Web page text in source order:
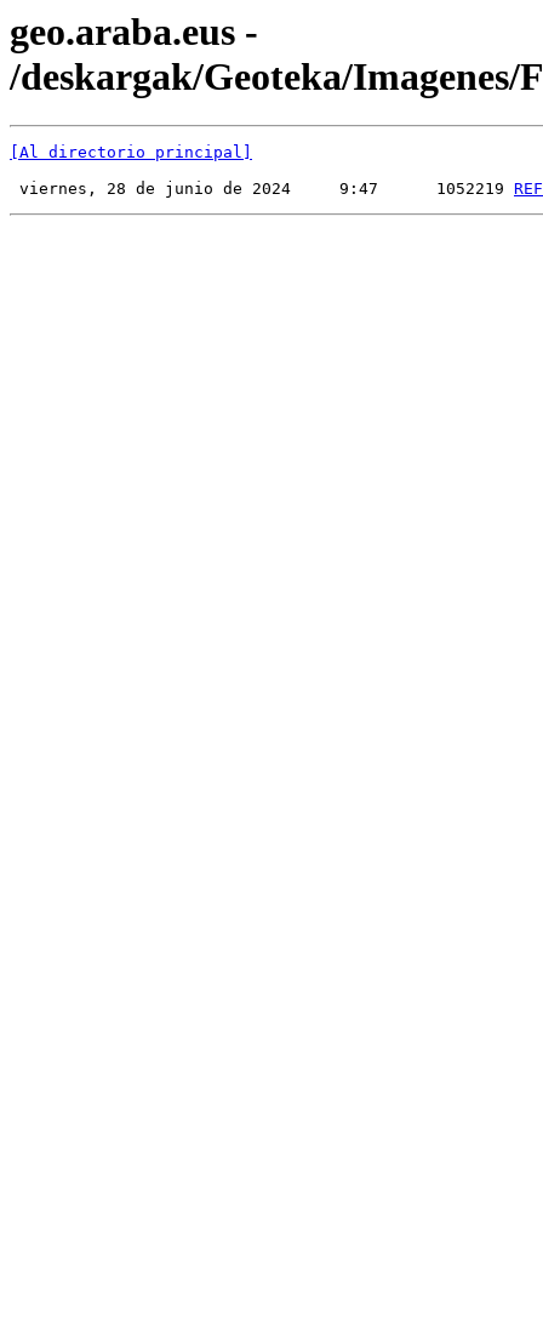
geo.araba.eus -
/deskargak/Geoteka/Imagenes/
[Al directorio principal]
viernes, 28 de junio de 2024     9:47      1052219